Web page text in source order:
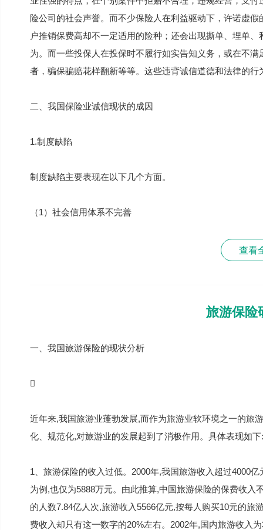
险公司的社会声誉。而不少保险人在利益驱动下，许诺虚
户推销保费高却不一定适用的险种；还会出现撕单、埋单
为。而一些投保人在投保时不履行如实告知义务，或在不
者，骗保骗赔花样翻新等等。这些违背诚信道德和法律的
二、我国保险业诚信现状的成因
1.制度缺陷
制度缺陷主要表现在以下几个方面。
（1）社会信用体系不完善
查看
旅游保险
一、我国旅游保险的现状分析

近年来,我国旅游业蓬勃发展,而作为旅游业软环境之一的旅
化、规范化,对旅游业的发展起到了消极作用。具体表现如
1、旅游保险的收入过低。2000年,我国旅游收入超过4000
为例,也仅为5888万元。由此推算,中国旅游保险的保费收入
的人数7.84亿人次,旅游收入5566亿元,按每人购买10元的
费收入却只有这一数字的20%左右。2002年,国内旅游收入